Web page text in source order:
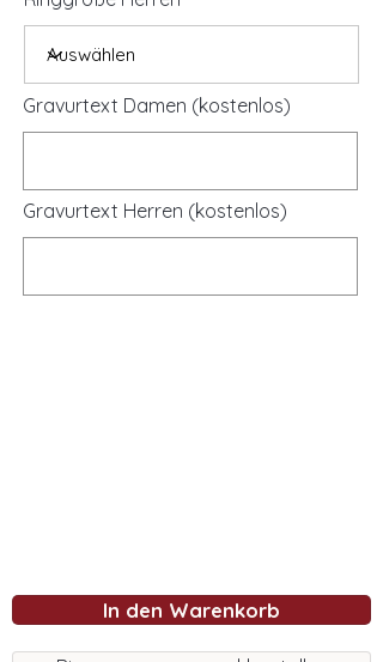
Gravurtext Damen (kostenlos)
Gravurtext Herren (kostenlos)
In den Warenkorb